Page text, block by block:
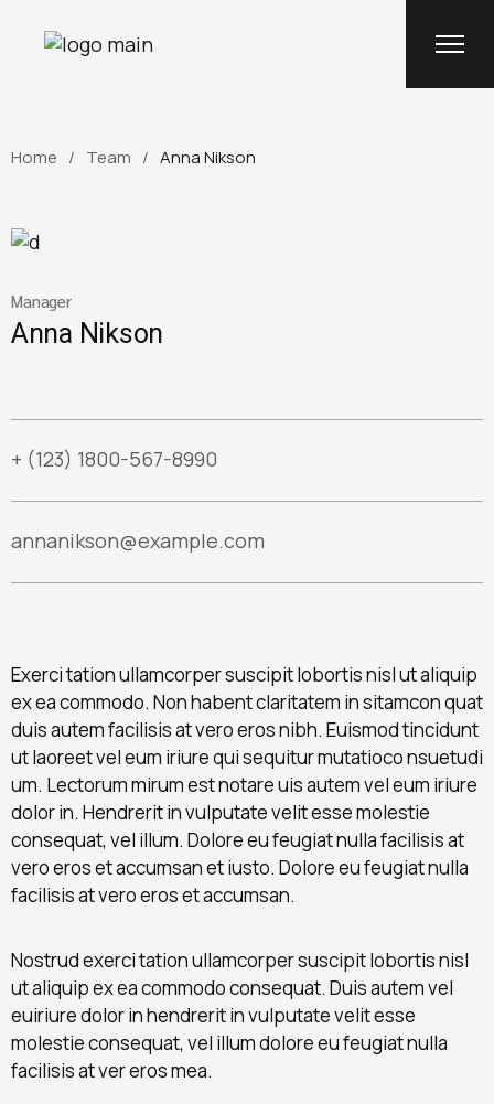
Home Team Anna Nikson
Manager
Anna Nikson
+ (123) 1800-567-8990
annanikson@example.com
Exerci tation ullamcorper suscipit lobortis nisl ut aliquip
ex ea commodo. Non habent claritatem in sitamcon quat
duis autem facilisis at vero eros nibh. Euismod tincidunt
ut laoreet vel eum iriure qui sequitur mutatioco nsuetudi
um. Lectorum mirum est notare uis autem vel eum iriure
dolor in. Hendrerit in vulputate velit esse molestie
consequat, vel illum. Dolore eu feugiat nulla facilisis at
vero eros et accumsan et iusto. Dolore eu feugiat nulla
facilisis at vero eros et accumsan.
Nostrud exerci tation ullamcorper suscipit lobortis nisl
ut aliquip ex ea commodo consequat. Duis autem vel
euiriure dolor in hendrerit in vulputate velit esse
molestie consequat, vel illum dolore eu feugiat nulla
facilisis at ver eros mea.